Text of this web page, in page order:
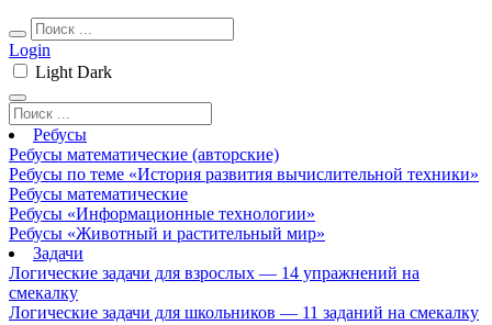
Login
Light Dark
Ребусы
Ребусы математические (авторские)
Ребусы по теме «История развития вычислительной техники»
Ребусы математические
Ребусы «Информационные технологии»
Ребусы «Животный и растительный мир»
Задачи
Логические задачи для взрослых — 14 упражнений на
смекалку
Логические задачи для школьников — 11 заданий на смекалку